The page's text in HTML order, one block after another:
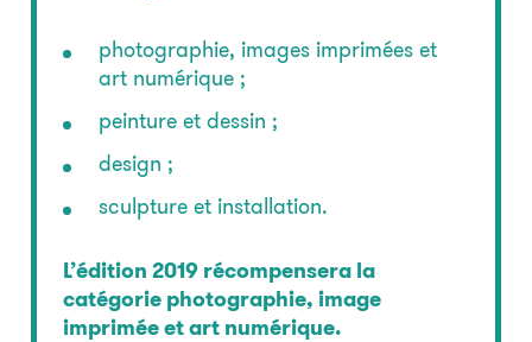
photographie, images imprimées et
art numérique ;
peinture et dessin ;
design ;
sculpture et installation.
L’édition 2019 récompensera la
catégorie photographie, image
imprimée et art numérique.